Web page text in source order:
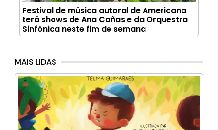
Festival de música autoral de Americana
terá shows de Ana Cañas e da Orquestra
Sinfônica neste fim de semana
MAIS LIDAS